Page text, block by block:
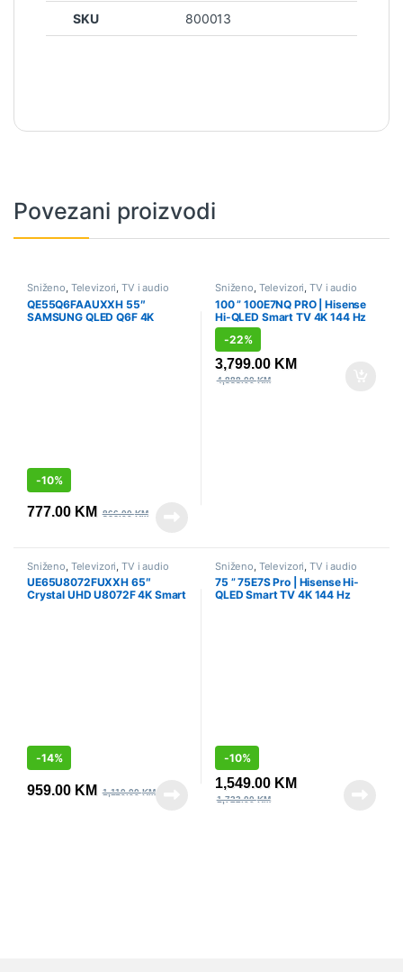
SKU 800013
Povezani proizvodi
Sniženo Televizori ,TV i audio
QE55Q6FAAUXXH 55″
SAMSUNG QLED Q6F 4K
-10%
777.00 KM 866.00KM
Sniženo Televizori ,TV i audio
100 ” 100E7NQ PRO | Hisense
Hi-QLED Smart TV 4K 144 Hz
-22%
3,799.00 KM
4,888.00KM
Sniženo Televizori ,TV i audio
UE65U8072FUXXH 65″
Crystal UHD U8072F 4K Smart
-14%
959.00 KM 1,110.00KM
Sniženo Televizori ,TV i audio
75 ” 75E7S Pro | Hisense Hi-
QLED Smart TV 4K 144 Hz
-10%
1,549.00 KM
1,722.00KM